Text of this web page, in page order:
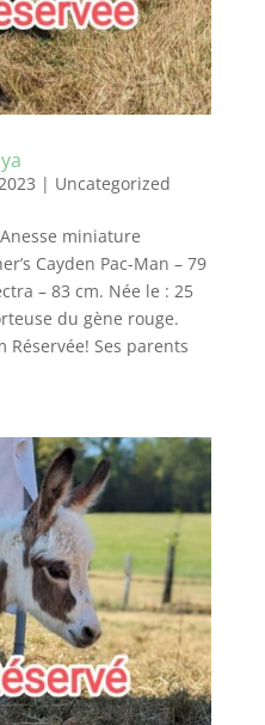
| Uncategorized
miniature
Cayden Pac-Man – 79
– 83 cm. Née le : 25
du gène rouge.
Réservée! Ses parents